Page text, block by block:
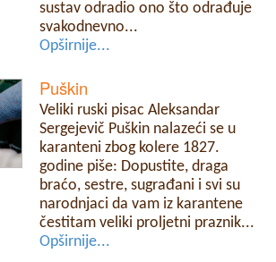
sustav odradio ono što odrađuje
svakodnevno...
Opširnije...
Puškin
Veliki ruski pisac Aleksandar
Sergejevič Puškin nalazeći se u
karanteni zbog kolere 1827.
godine piše: Dopustite, draga
braćo, sestre, sugrađani i svi su
narodnjaci da vam iz karantene
čestitam veliki proljetni praznik...
Opširnije...